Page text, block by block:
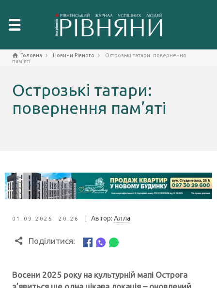
Головна Новини Рівного
Острозькі татари: повернення
пам’яті
Острозькі татари:
повернення пам’яті
01.09.2025 20:26 Автор: Алла
Поділитися:
Восени 2025 року на культурній мапі Острога